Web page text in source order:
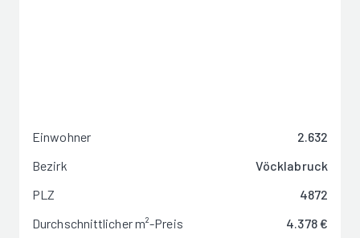
Einwohner
2.632
Bezirk
Vöcklabruck
PLZ
4872
Durchschnittlicher m²-Preis
4.378 €